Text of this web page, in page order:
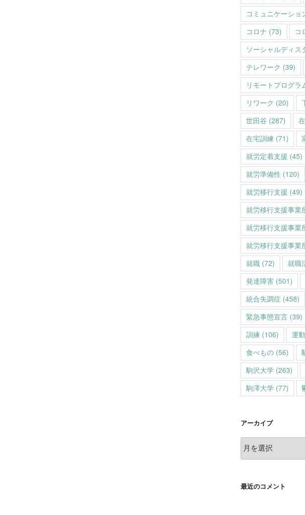
コミュニケーショ
コロナ (73) コ
ソーシャルディス
テレワーク (39)
リモートプログラ
リワーク (20)
世田谷 (287)
在宅訓練 (71)
就労定着支援 (45)
就労準備性 (120)
就労移行支援 (49)
就労移行支援事業
就労移行支援事
就労移行支援事業
就職 (72) 就職
発達障害 (501)
統合失調症 (458)
緊急事態宣言 (39)
訓練 (106) 運動
食べもの (56)
駒沢大学 (263)
駒澤大学 (77)
アーカイブ
ア
ー
イ
最近のコメント